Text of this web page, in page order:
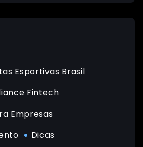
Esportivas Brasil
Fintech
Empresas
Dicas